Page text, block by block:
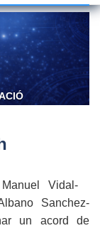
Vidal-
Sanchez-
un acord de